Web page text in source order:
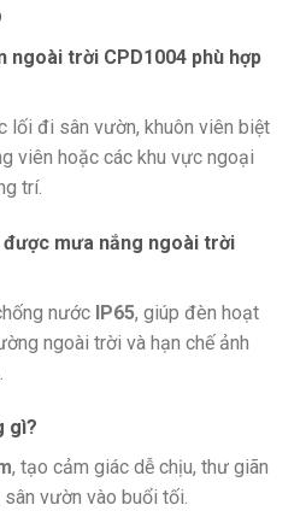
trời CPD1004 phù hợp
lối đi sân vườn, khuôn viên biệt
viên hoặc các khu vực ngoại
trí.
mưa nắng ngoài trời
nước IP65, giúp đèn hoạt
ngoài trời và hạn chế ảnh
gì?
, tạo cảm giác dễ chịu, thư giãn
vườn vào buổi tối.